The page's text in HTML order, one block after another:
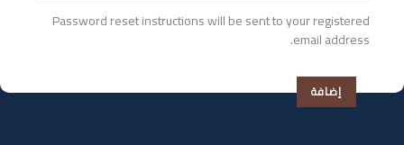
Password reset instructions will be sent to your registered
email address.